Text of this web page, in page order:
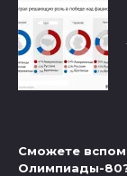
Сможете
Олимпиады-